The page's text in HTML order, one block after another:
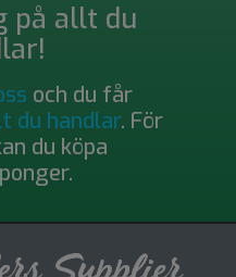
på allt du
och du får
du handlar. För
du köpa